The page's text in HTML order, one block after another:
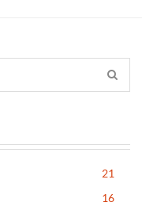
21
16